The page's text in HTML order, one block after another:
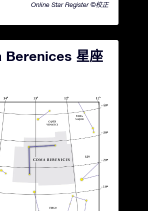
Online Star Register ©校正
Berenices 星座